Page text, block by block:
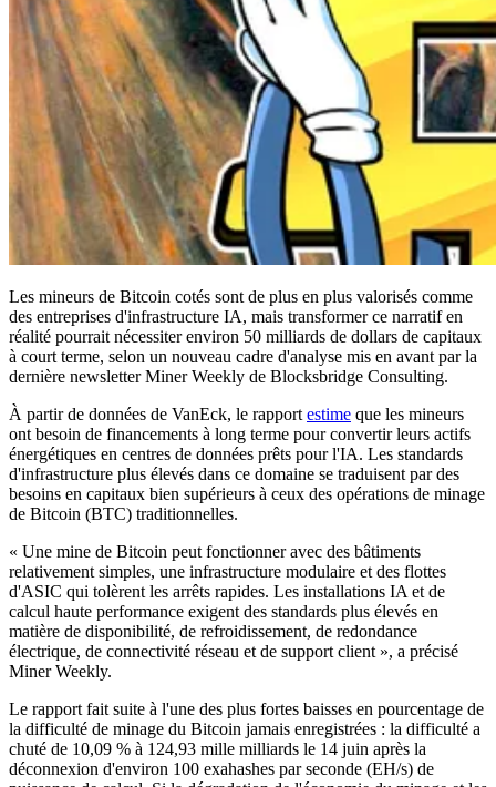
Les mineurs de Bitcoin cotés sont de plus en plus valorisés comme
des entreprises d'infrastructure IA, mais transformer ce narratif en
réalité pourrait nécessiter environ 50 milliards de dollars de capitaux
à court terme, selon un nouveau cadre d'analyse mis en avant par la
dernière newsletter Miner Weekly de Blocksbridge Consulting.
À partir de données de VanEck, le rapport estime que les mineurs
ont besoin de financements à long terme pour convertir leurs actifs
énergétiques en centres de données prêts pour l'IA. Les standards
d'infrastructure plus élevés dans ce domaine se traduisent par des
besoins en capitaux bien supérieurs à ceux des opérations de minage
de Bitcoin (BTC) traditionnelles.
« Une mine de Bitcoin peut fonctionner avec des bâtiments
relativement simples, une infrastructure modulaire et des flottes
d'ASIC qui tolèrent les arrêts rapides. Les installations IA et de
calcul haute performance exigent des standards plus élevés en
matière de disponibilité, de refroidissement, de redondance
électrique, de connectivité réseau et de support client », a précisé
Miner Weekly.
Le rapport fait suite à l'une des plus fortes baisses en pourcentage de
la difficulté de minage du Bitcoin jamais enregistrées : la difficulté a
chuté de 10,09 % à 124,93 mille milliards le 14 juin après la
déconnexion d'environ 100 exahashes par seconde (EH/s) de